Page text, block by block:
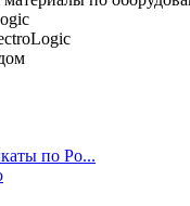
по Ро...